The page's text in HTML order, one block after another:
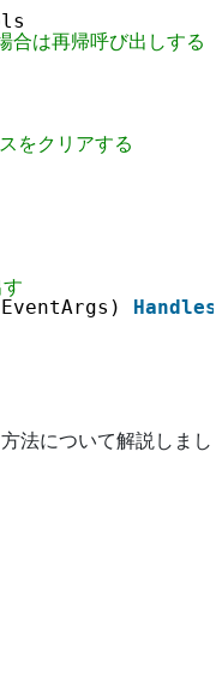
合は再帰呼び出しする
をクリアする
EventArgs) Handles
法について解説しまし